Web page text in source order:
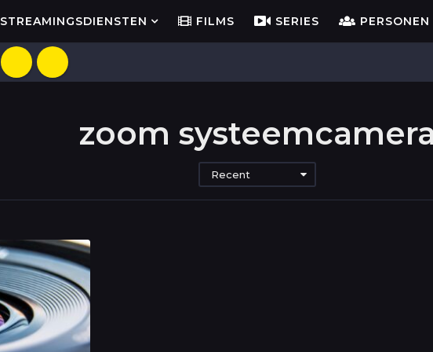
STREAMINGSDIENSTEN FILMS SERIES PERSONEN
zoom
Recent